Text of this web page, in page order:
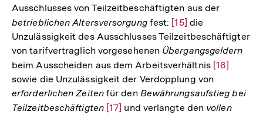
Ausschlusses von Teilzeitbeschäftigten aus der
betrieblichen Altersversorgungfest: Zur
Auflösung
der
Fußnote
[15] die
Unzulässigkeit des Ausschlusses Teilzeitbeschäftigter
von tarifvertraglich vorgesehenen Übergangsgeldern
beim Ausscheiden aus dem Arbeitsverhältnis Zur
Auflösung
der
Fußnote
[16]
sowie die Unzulässigkeit der Verdopplung von
erforderlichen Zeitenfür den Bewährungsaufstieg bei
Teilzeitbeschäftigten Zur
[17] und verlangte den vollen